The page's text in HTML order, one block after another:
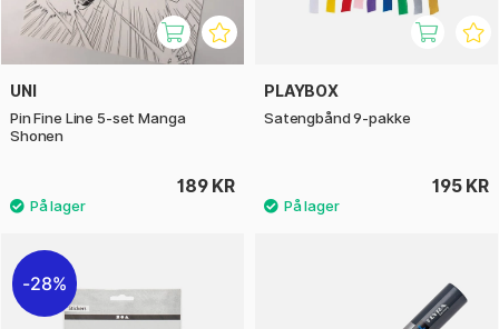
UNI
Pin Fine Line 5-set Manga
Shonen
189 KR
PLAYBOX
Satengbånd 9-pakke
195 KR
28%